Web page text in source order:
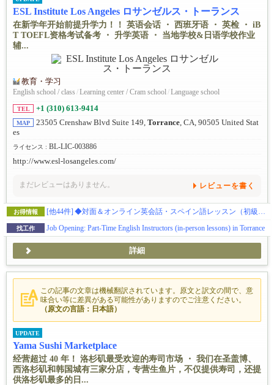
ESL Institute Los Angeles ロサンゼルス・トーランス
在新学年开始前提升学力！！ 英语会话 ・ 西班牙语 ・ 英检 ・ iB
T TOEFL资格考试备考 ・ 升学英语 ・ 当地学校&日语学校作业
辅...
教育・学习
English school / class /Learning center / Cram school/Language school
TEL +1 (310) 613-9414
MAP 23505 Crenshaw Blvd Suite 149, Torrance, CA, 90505 United Stat
es
ライセンス : BL-LIC-003886
http://www.esl-losangeles.com/
まだレビューはありません。 レビューを書く
お得情報 [他44件] ◆対面＆オンライン英会話・スペイン語レッスン（初級・中級・上級レベル）※お試しクーポンあり
找工作 Job Opening: Part-Time English Instructors (in-person lessons) in Torrance
詳細
この記事の文章は機械翻訳されています。原文と訳文の間で、意
味合い等に差異がある可能性がありますのでご注意ください。
（原文の言語：日本語）
UPDATE
Yama Sushi Marketplace
经营超过 40 年！ 洛杉矶最受欢迎的寿司市场 ・ 我们在圣盖博、
西洛杉矶和韩国城有三家分店，专营生鱼片，不仅提供寿司，还提
供洛杉矶最多的日...